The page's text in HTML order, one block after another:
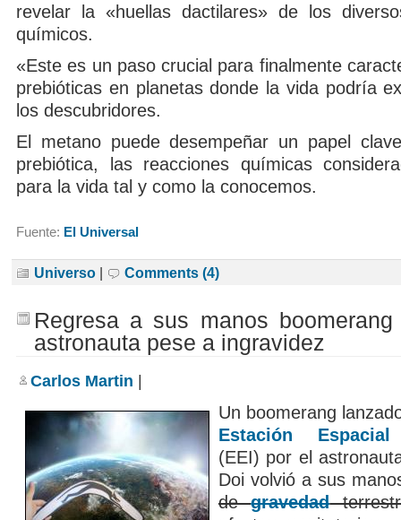
revelar la «huellas dactilares» de los
químicos.
«Este es un paso crucial para finalmente
prebióticas en planetas donde la vida podría
los descubridores.
El metano puede desempeñar un papel
prebiótica, las reacciones químicas
para la vida tal y como la conocemos.
Fuente: El Universal
Universo | Comments (4)
Regresa a sus manos
astronauta pese a ingravidez
Carlos Martin
Un boomerang
Estación Espacial
(EEI) por el
Doi volvió a sus
degravedad